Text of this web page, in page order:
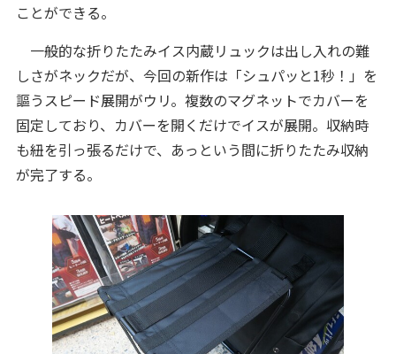
ことができる。
一般的な折りたたみイス内蔵リュックは出し入れの難
しさがネックだが、今回の新作は「シュパッと1秒！」を
謳うスピード展開がウリ。複数のマグネットでカバーを
固定しており、カバーを開くだけでイスが展開。収納時
も紐を引っ張るだけで、あっという間に折りたたみ収納
が完了する。